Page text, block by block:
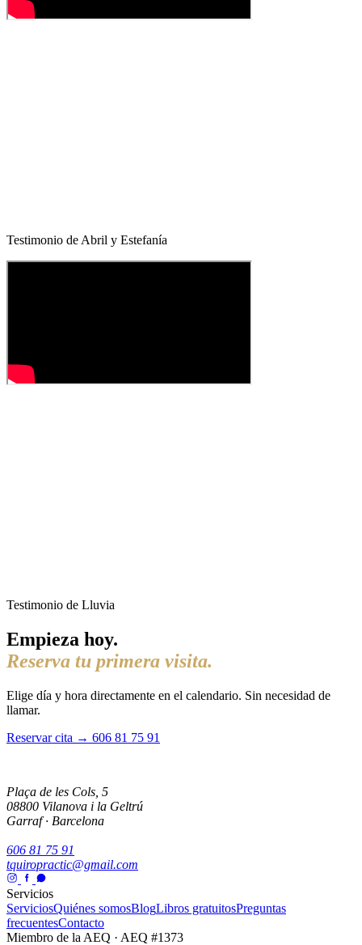
Testimonio de Abril y Estefanía
Testimonio de Lluvia
Empieza hoy.
Reserva tu primera visita.
Elige día y hora directamente en el calendario. Sin necesidad de
llamar.
Reservar cita → 606 81 75 91
Plaça de les Cols, 5
08800 Vilanova i la Geltrú
Garraf · Barcelona
606 81 75 91
tquiropractic@gmail.com
Servicios
ServiciosQuiénes somosBlogLibros gratuitosPreguntas
frecuentesContacto
Miembro de la AEQ · AEQ #1373